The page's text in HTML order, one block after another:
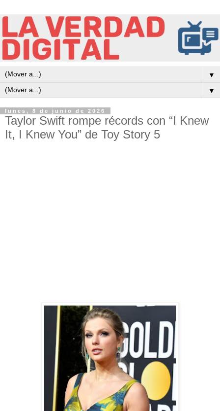
▼
▼
lunes, 8 de junio de 2026
Taylor Swift rompe récords con “I Knew
It, I Knew You” de Toy Story 5